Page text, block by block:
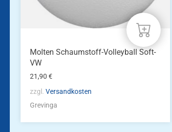
Molten Schaumstoff-Volleyball Soft-
VW
21,90€
zzgl.Versandkosten
Grevinga